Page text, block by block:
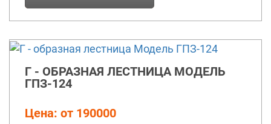
Г - ОБРАЗНАЯ ЛЕСТНИЦА МОДЕЛЬ
ГПЗ-124
Цена: от 190000